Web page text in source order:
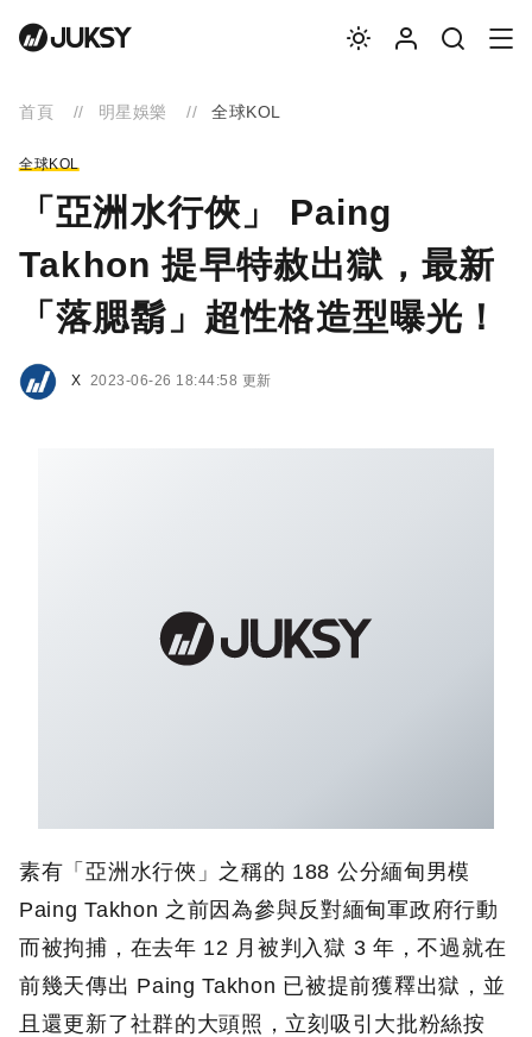
首頁 明星娛樂 全球KOL
全球KOL
「亞洲水行俠」 Paing
Takhon 提早特赦出獄，最新
「落腮鬍」超性格造型曝光！
X 2023-06-26 18:44:58 更新
素有「亞洲水行俠」之稱的 188 公分緬甸男模
Paing Takhon 之前因為參與反對緬甸軍政府行動
而被拘捕，在去年 12 月被判入獄 3 年，不過就在
前幾天傳出 Paing Takhon 已被提前獲釋出獄，並
且還更新了社群的大頭照，立刻吸引大批粉絲按